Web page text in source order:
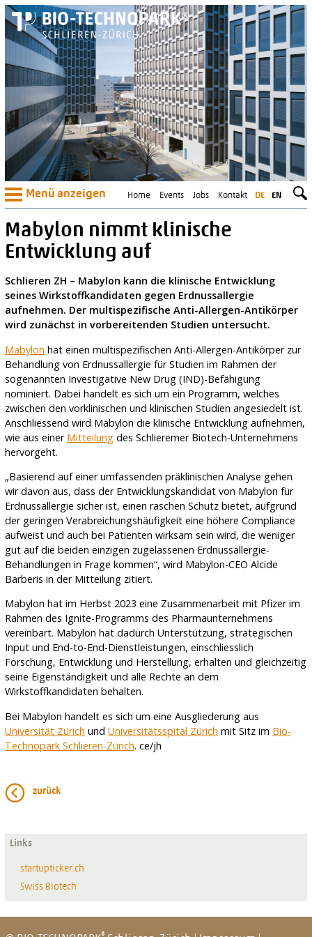
Menü anzeigen DE EN
Home Events Jobs Kontakt
Mabylon nimmt klinische
Entwicklung auf
Schlieren ZH – Mabylon kann die klinische Entwicklung
seines Wirkstoffkandidaten gegen Erdnussallergie
aufnehmen. Der multispezifische Anti-Allergen-Antikörper
wird zunächst in vorbereitenden Studien untersucht.
Mabylon hat einen multispezifischen Anti-Allergen-Antikörper zur
Behandlung von Erdnussallergie für Studien im Rahmen der
sogenannten Investigative New Drug (IND)-Befähigung
nominiert. Dabei handelt es sich um ein Programm, welches
zwischen den vorklinischen und klinischen Studien angesiedelt ist.
Anschliessend wird Mabylon die klinische Entwicklung aufnehmen,
wie aus einer Mitteilung des Schlieremer Biotech-Unternehmens
hervorgeht.
„Basierend auf einer umfassenden präklinischen Analyse gehen
wir davon aus, dass der Entwicklungskandidat von Mabylon für
Erdnussallergie sicher ist, einen raschen Schutz bietet, aufgrund
der geringen Verabreichungshäufigkeit eine höhere Compliance
aufweist und auch bei Patienten wirksam sein wird, die weniger
gut auf die beiden einzigen zugelassenen Erdnussallergie-
Behandlungen in Frage kommen“, wird Mabylon-CEO Alcide
Barberis in der Mitteilung zitiert.
Mabylon hat im Herbst 2023 eine Zusammenarbeit mit Pfizer im
Rahmen des Ignite-Programms des Pharmaunternehmens
vereinbart. Mabylon hat dadurch Unterstützung, strategischen
Input und End-to-End-Dienstleistungen, einschliesslich
Forschung, Entwicklung und Herstellung, erhalten und gleichzeitig
seine Eigenständigkeit und alle Rechte an dem
Wirkstoffkandidaten behalten.
Bei Mabylon handelt es sich um eine Ausgliederung aus
Universität Zürich undUniversitätsspital Zürich mit Sitz im Bio-
Technopark Schlieren-Zürich. ce/jh
zurück
Links
startupticker.ch
Swiss Biotech